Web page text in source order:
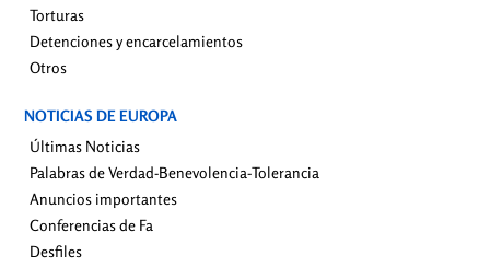
Torturas
Detenciones y encarcelamientos
Otros
NOTICIAS DE EUROPA
Últimas Noticias
Palabras de Verdad-Benevolencia-Tolerancia
Anuncios importantes
Conferencias de Fa
Desfiles